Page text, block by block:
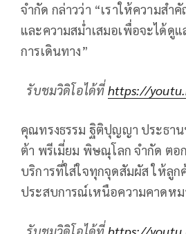
จำกัด กล่าวว่า “เราให้ความส
และความสม่ำเสมอเพื่อจะได้ดู
การเดินทาง”
รับชมวิดิโอได้ที่https://
คุณทรงธรรม ฐิติปุญญา ประธา
ต้า พรีเมี่ยม พิษณุโลก จำกัด ตอก
บริการที่ใส่ใจทุกจุดสัมผัส ให้ลูก
ประสบการณ์เหนือความคาดหม
รับชมวิดิโอได้ที่ https://